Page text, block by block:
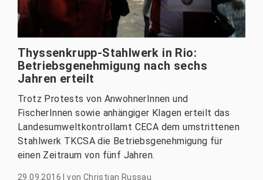
Thyssenkrupp-Stahlwerk in Rio:
Betriebsgenehmigung nach sechs
Jahren erteilt
Trotz Protests von AnwohnerInnen und
FischerInnen sowie anhängiger Klagen erteilt das
Landesumweltkontrollamt CECA dem umstrittenen
Stahlwerk TKCSA die Betriebsgenehmigung für
einen Zeitraum von fünf Jahren.
29.09.2016 |von Christian Russau